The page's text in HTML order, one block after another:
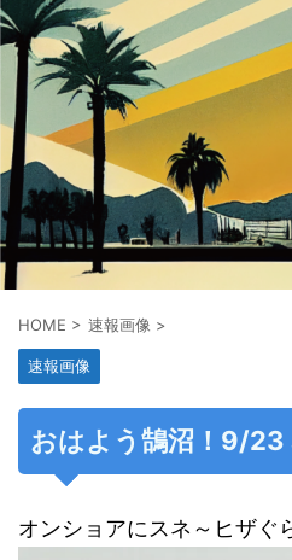
HOME > 速報画像 >
速報画像
おはよう鵠沼！9/
オンショアにスネ～ヒザぐ